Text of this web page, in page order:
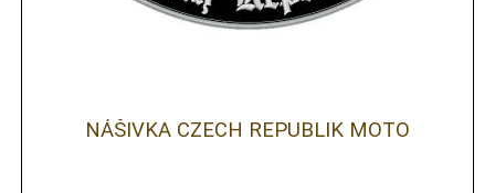
NÁŠIVKA CZECH REPUBLIK MOTO